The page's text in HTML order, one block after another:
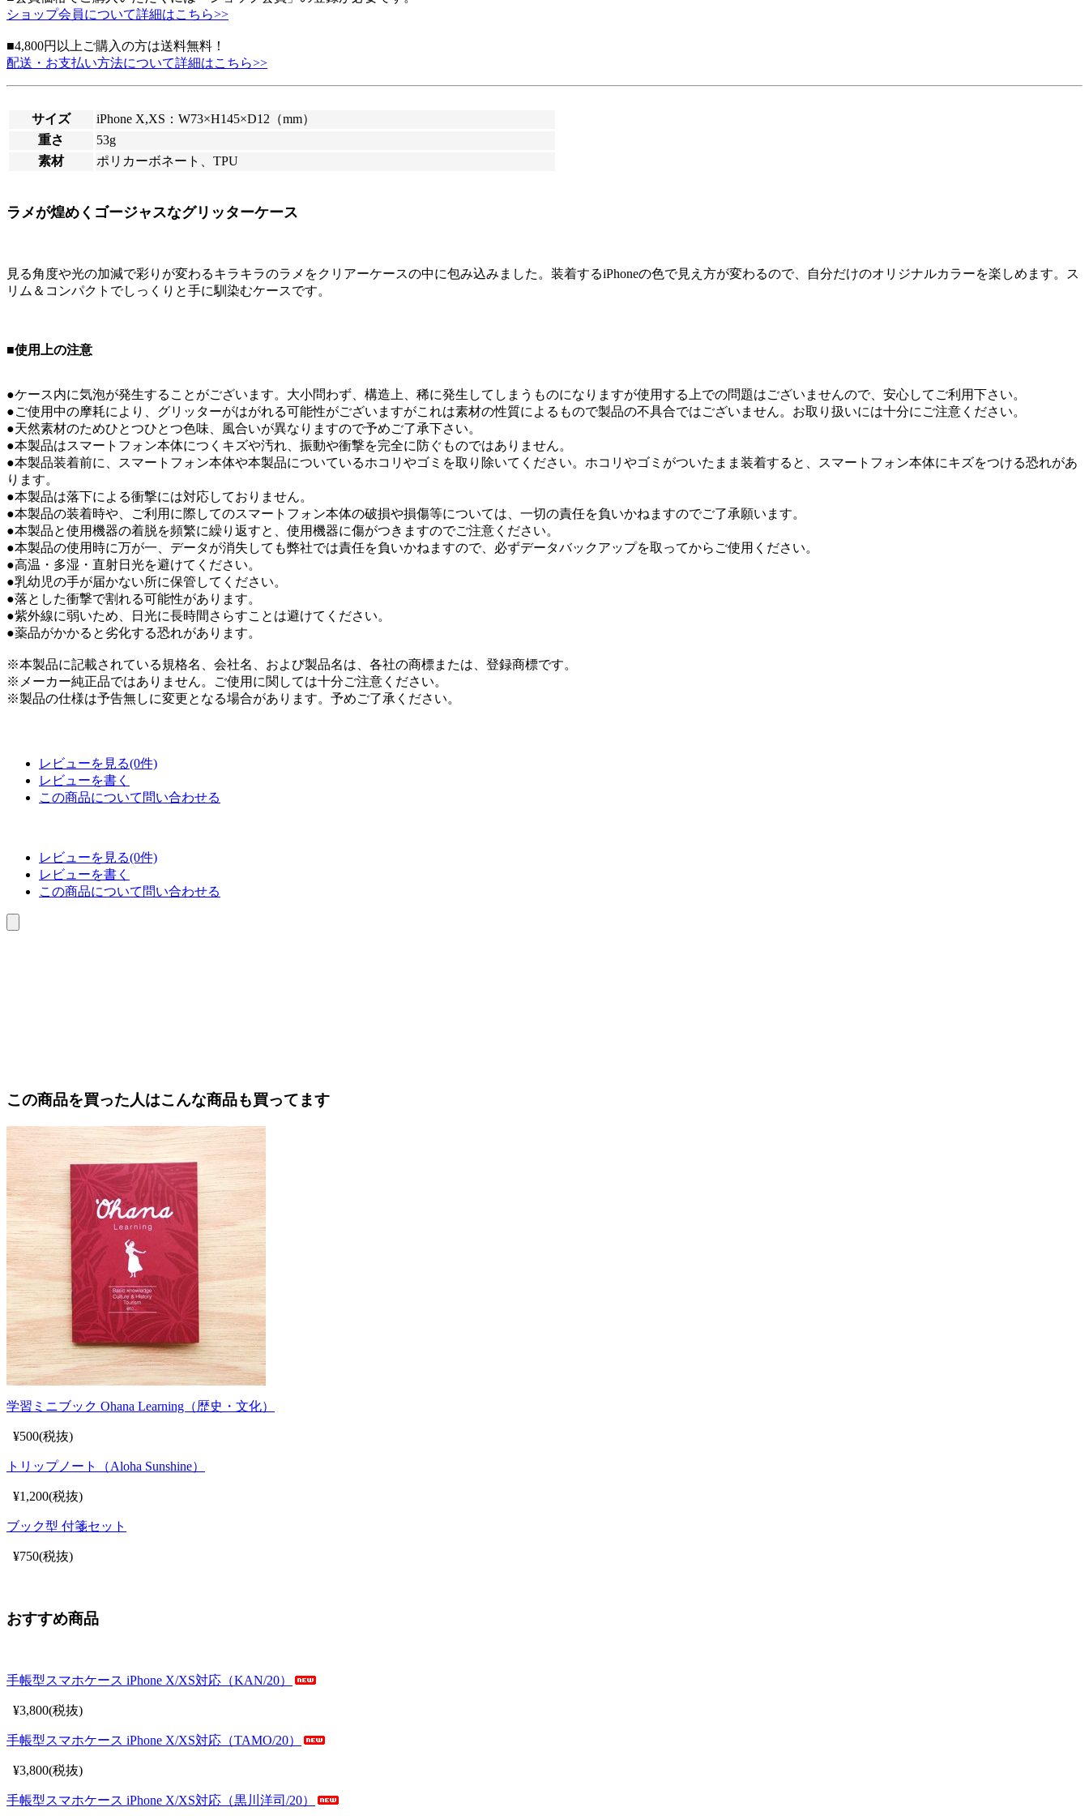
ショップ会員について詳細はこちら>>
■4,800円以上ご購入の方は送料無料！
配送・お支払い方法について詳細はこちら>>
サイズ
iPhone X,XS：W73×H145×D12（mm）
重さ
53g
素材
ポリカーボネート、TPU
ラメが煌めくゴージャスなグリッターケース
見る角度や光の加減で彩りが変わるキラキラのラメをクリアーケースの中に包み込みました。装着するiPhoneの色で見え方が変わるので、自分だけのオリジナルカラーを楽しめます。ス
リム＆コンパクトでしっくりと手に馴染むケースです。
■使用上の注意
●ケース内に気泡が発生することがございます。大小問わず、構造上、稀に発生してしまうものになりますが使用する上での問題はございませんので、安心してご利用下さい。
●ご使用中の摩耗により、グリッターがはがれる可能性がございますがこれは素材の性質によるもので製品の不具合ではございません。お取り扱いには十分にご注意ください。
●天然素材のためひとつひとつ色味、風合いが異なりますので予めご了承下さい。
●本製品はスマートフォン本体につくキズや汚れ、振動や衝撃を完全に防ぐものではありません。
●本製品装着前に、スマートフォン本体や本製品についているホコリやゴミを取り除いてください。ホコリやゴミがついたまま装着すると、スマートフォン本体にキズをつける恐れがあ
ります。
●本製品は落下による衝撃には対応しておりません。
●本製品の装着時や、ご利用に際してのスマートフォン本体の破損や損傷等については、一切の責任を負いかねますのでご了承願います。
●本製品と使用機器の着脱を頻繁に繰り返すと、使用機器に傷がつきますのでご注意ください。
●本製品の使用時に万が一、データが消失しても弊社では責任を負いかねますので、必ずデータバックアップを取ってからご使用ください。
●高温・多湿・直射日光を避けてください。
●乳幼児の手が届かない所に保管してください。
●落とした衝撃で割れる可能性があります。
●紫外線に弱いため、日光に長時間さらすことは避けてください。
●薬品がかかると劣化する恐れがあります。
※本製品に記載されている規格名、会社名、および製品名は、各社の商標または、登録商標です。
※メーカー純正品ではありません。ご使用に関しては十分ご注意ください。
※製品の仕様は予告無しに変更となる場合があります。予めご了承ください。
レビューを見る(0件)
レビューを書く
この商品について問い合わせる
レビューを見る(0件)
レビューを書く
この商品について問い合わせる
この商品を買った人はこんな商品も買ってます
学習ミニブック Ohana Learning（歴史・文化）
¥500(税抜)
トリップノート（Aloha Sunshine）
¥1,200(税抜)
ブック型 付箋セット
¥750(税抜)
おすすめ商品
手帳型スマホケース iPhone X/XS対応（KAN/20）
¥3,800(税抜)
手帳型スマホケース iPhone X/XS対応（TAMO/20）
¥3,800(税抜)
手帳型スマホケース iPhone X/XS対応（黒川洋司/20）